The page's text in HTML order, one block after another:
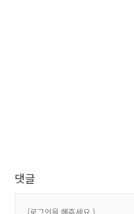
댓글